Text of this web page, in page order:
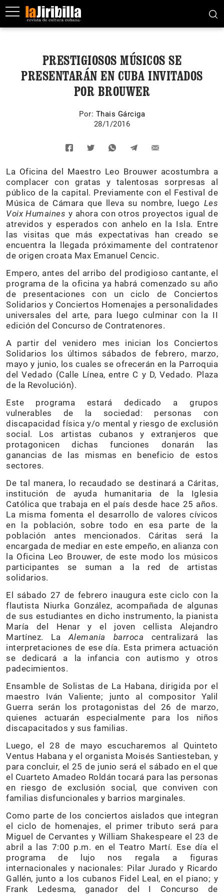
PRESTIGIOSOS MÚSICOS SE
PRESENTARÁN EN CUBA INVITADOS
POR BROUWER
Por: Thais Gárciga
28/1/2016
La Oficina del Maestro Leo Brouwer acostumbra a
complacer con gratas y talentosas sorpresas al
público de la capital. Previamente con el Festival de
Música de Cámara que lleva su nombre, luego Les
Voix Humaines y ahora con otros proyectos igual de
atrevidos y esperados con anhelo en la Isla. Entre
las visitas que más expectativas han creado se
encuentra la llegada próximamente del contratenor
de origen croata Max Emanuel Cencic.
Empero, antes del arribo del prodigioso cantante, el
programa de la oficina ya habrá comenzado su año
de presentaciones con un ciclo de Conciertos
Solidarios y Conciertos Homenajes a personalidades
universales del arte, para luego culminar con la II
edición del Concurso de Contratenores.
A partir del venidero mes inician los Conciertos
Solidarios los últimos sábados de febrero, marzo,
mayo y junio, los cuales se ofrecerán en la Parroquia
del Vedado (Calle Línea, entre C y D, Vedado. Plaza
de la Revolución).
Este programa estará dedicado a grupos
vulnerables de la sociedad: personas con
discapacidad física y/o mental y riesgo de exclusión
social. Los artistas cubanos y extranjeros que
protagonicen dichas funciones donarán las
ganancias de las mismas en beneficio de estos
sectores.
De tal manera, lo recaudado se destinará a Cáritas,
institución de ayuda humanitaria de la Iglesia
Católica que trabaja en el país desde hace 25 años.
La misma fomenta el desarrollo de valores cívicos
en la población, sobre todo en esa parte de la
población antes mencionados. Cáritas será la
encargada de mediar en este empeño, en alianza con
la Oficina Leo Brouwer, de este modo los músicos
participantes se suman a la red de artistas
solidarios.
El sábado 27 de febrero inaugura este ciclo con la
flautista Niurka González, acompañada de algunas
de sus estudiantes en dicho instrumento, la pianista
María del Henar y el joven cellista Alejandro
Martínez. LaAlemania barroca centralizará las
interpretaciones de ese día. Esta primera actuación
se dedicará a la infancia con autismo y otros
padecimientos.
Ensamble de Solistas de La Habana, dirigida por el
maestro Iván Valiente; junto al compositor Yalil
Guerra serán los protagonistas del 26 de marzo,
quienes actuarán especialmente para los niños
discapacitados y sus familias.
Luego, el 28 de mayo escucharemos al Quinteto
Ventus Habana y el organista Moisés Santiesteban, y
para concluir, el 25 de junio será el sábado en el que
el Cuarteto Amadeo Roldán tocará para las personas
en riesgo de exclusión social, que conviven con
familias disfuncionales y barrios marginales.
Como parte de los conciertos aislados que integran
el ciclo de homenajes, el primer tributo será para
Miguel de Cervantes y William Shakespeare el 23 de
abril a las 7:00 p.m. en el Teatro Martí. Ese día el
programa de lujo nos regala a figuras
internacionales y nacionales: Pilar Jurado y Ricardo
Gallén, junto a los cubanos Fidel Leal, en el piano; y
Frank Ledesma, ganador del I Concurso de